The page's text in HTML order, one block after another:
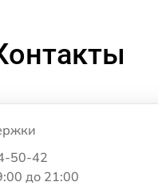
50-42
до 21:00